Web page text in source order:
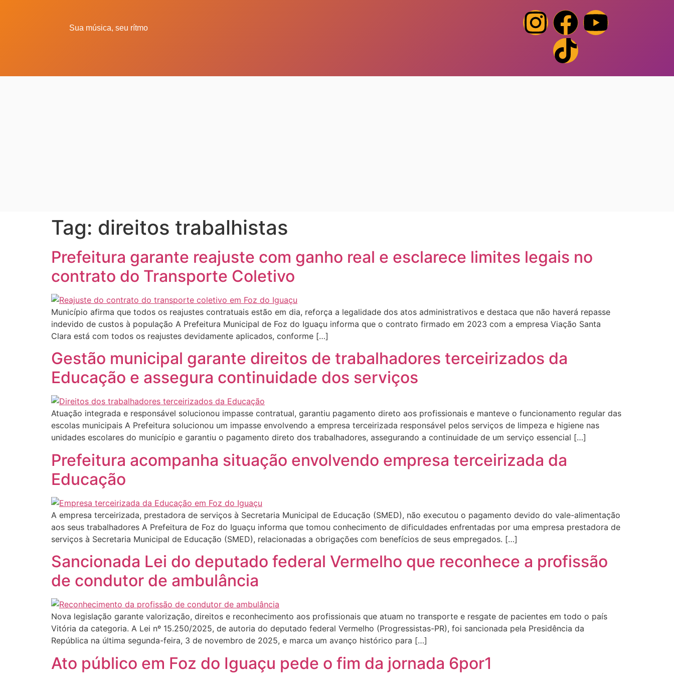
Sua música, seu rítmo
Tag: direitos trabalhistas
Prefeitura garante reajuste com ganho real e esclarece limites legais no
contrato do Transporte Coletivo
Município afirma que todos os reajustes contratuais estão em dia, reforça a legalidade dos atos administrativos e destaca que não haverá repasse
indevido de custos à população A Prefeitura Municipal de Foz do Iguaçu informa que o contrato firmado em 2023 com a empresa Viação Santa
Clara está com todos os reajustes devidamente aplicados, conforme […]
Gestão municipal garante direitos de trabalhadores terceirizados da
Educação e assegura continuidade dos serviços
Atuação integrada e responsável solucionou impasse contratual, garantiu pagamento direto aos profissionais e manteve o funcionamento regular das
escolas municipais A Prefeitura solucionou um impasse envolvendo a empresa terceirizada responsável pelos serviços de limpeza e higiene nas
unidades escolares do município e garantiu o pagamento direto dos trabalhadores, assegurando a continuidade de um serviço essencial […]
Prefeitura acompanha situação envolvendo empresa terceirizada da
Educação
A empresa terceirizada, prestadora de serviços à Secretaria Municipal de Educação (SMED), não executou o pagamento devido do vale-alimentação
aos seus trabalhadores A Prefeitura de Foz do Iguaçu informa que tomou conhecimento de dificuldades enfrentadas por uma empresa prestadora de
serviços à Secretaria Municipal de Educação (SMED), relacionadas a obrigações com benefícios de seus empregados. […]
Sancionada Lei do deputado federal Vermelho que reconhece a profissão
de condutor de ambulância
Nova legislação garante valorização, direitos e reconhecimento aos profissionais que atuam no transporte e resgate de pacientes em todo o país
Vitória da categoria. A Lei nº 15.250/2025, de autoria do deputado federal Vermelho (Progressistas-PR), foi sancionada pela Presidência da
República na última segunda-feira, 3 de novembro de 2025, e marca um avanço histórico para […]
Ato público em Foz do Iguaçu pede o fim da jornada 6por1